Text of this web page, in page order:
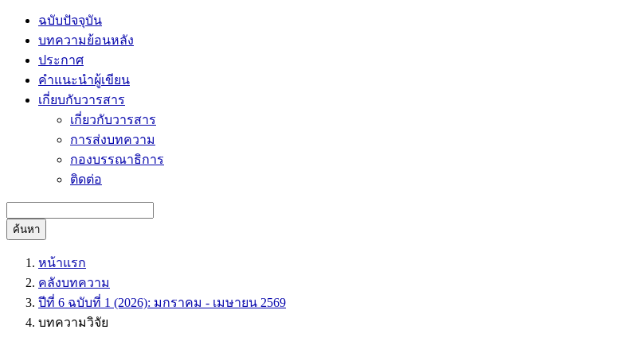
ฉบับปัจจุบัน
บทความย้อนหลัง
ประกาศ
คำแนะนำผู้เขียน
เกี่ยบกับวารสาร
เกี่ยวกับวารสาร
การส่งบทความ
กองบรรณาธิการ
ติดต่อ
ค้นหา
หน้าแรก
คลังบทความ
ปีที่ 6 ฉบับที่ 1 (2026): มกราคม - เมษายน 2569
บทความวิจัย